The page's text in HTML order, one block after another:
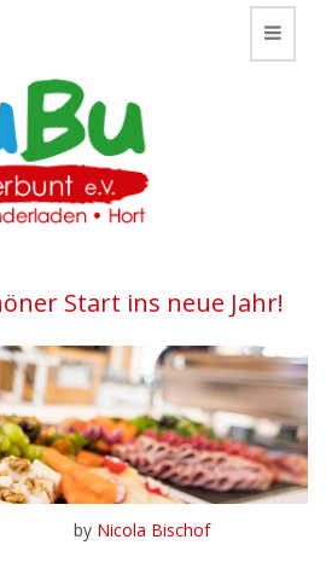
Start ins neue Jahr!
by Nicola Bischof